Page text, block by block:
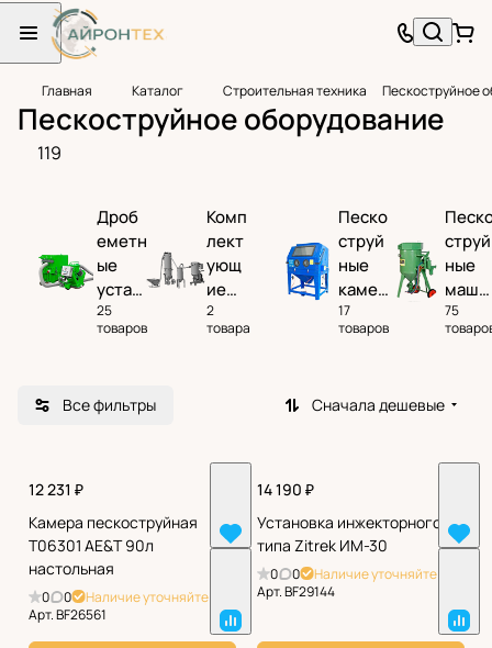
Главная Каталог Строительная техника Пескоструйное
Пескоструйное оборудование
119
Дроб
еметн
ые
устан
овки
25
товаров
Комп
лект
ующ
ие
для
песк
рато
2
товара
Песко
струй
ные
камер
ы
17
товаров
струй
ные
маши
ны
75
Все фильтры Сначала дешевые
12 231 ₽
Камера пескоструйная
T06301 AE&T 90л
настольная
0 0
Наличие уточняйте
Арт.BF26561
14 190 ₽
Установка инжекторного
типа Zitrek ИМ-30
0 0
Наличие уточняйте
Арт.BF29144